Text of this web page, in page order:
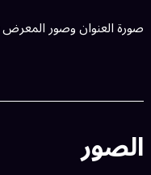
صورة العنوان وصور المعرض
الصور